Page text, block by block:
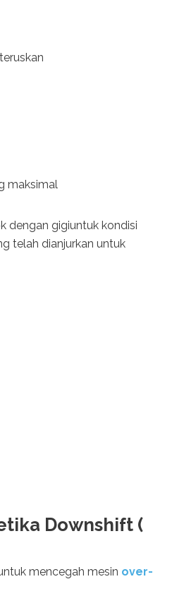
maksimal
dengan gigiuntuk kondisi
telah dianjurkan untuk
Downshift (
mencegah mesin over-